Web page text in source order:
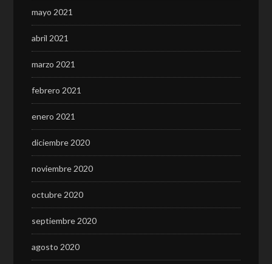
mayo 2021
abril 2021
marzo 2021
febrero 2021
enero 2021
diciembre 2020
noviembre 2020
octubre 2020
septiembre 2020
agosto 2020